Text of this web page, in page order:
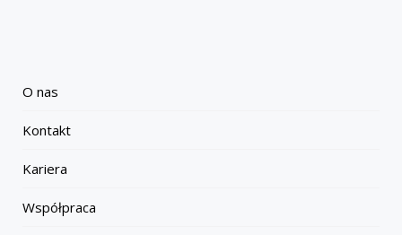
O nas
Kontakt
Kariera
Współpraca